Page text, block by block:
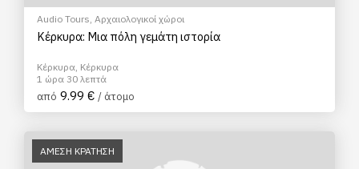
Audio Tours, Αρχαιολογικοί χώροι
Κέρκυρα: Μια πόλη γεμάτη ιστορία
Κέρκυρα, Κέρκυρα
1 ώρα 30 λεπτά
από 9.99 € / άτομο
ΑΜΕΣΗ ΚΡΑΤΗΣΗ